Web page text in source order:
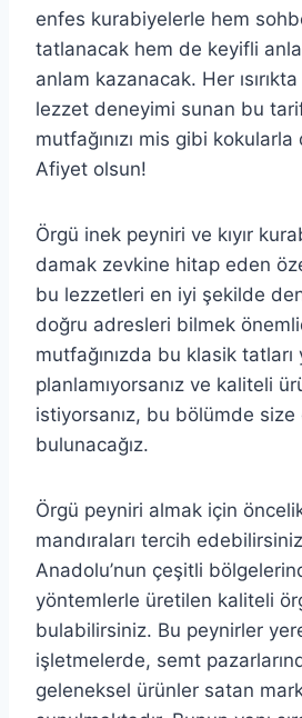
enfes kurabiyelerle hem
tatlanacak hem de keyifli
anlam kazanacak. Her
lezzet deneyimi sunan bu
mutfağınızı mis gibi
Afiyet olsun!
Örgü inek peyniri ve kıyır
damak zevkine hitap eden
bu lezzetleri en iyi şekilde
doğru adresleri bilmek
mutfağınızda bu klasik tatları
planlamıyorsanız ve kaliteli
istiyorsanız, bu bölümde size
bulunacağız.
Örgü peyniri almak için
mandıraları tercih
Anadolu’nun çeşitli
yöntemlerle üretilen kaliteli
bulabilirsiniz. Bu peynirler
işletmelerde, semt
geleneksel ürünler satan